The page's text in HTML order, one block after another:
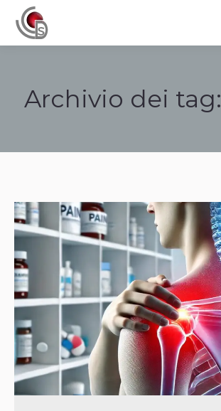
Archivio dei tag: